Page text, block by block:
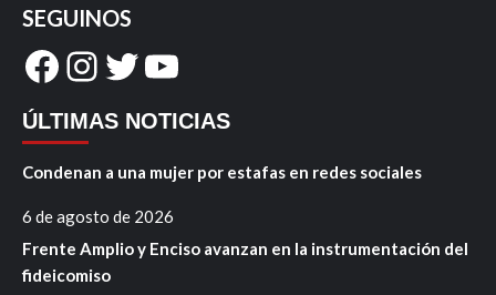
SEGUINOS
Facebook
Instagram
Twitter
YouTube
ÚLTIMAS NOTICIAS
Condenan a una mujer por estafas en redes sociales
6 de agosto de 2026
Frente Amplio y Enciso avanzan en la instrumentación del
fideicomiso